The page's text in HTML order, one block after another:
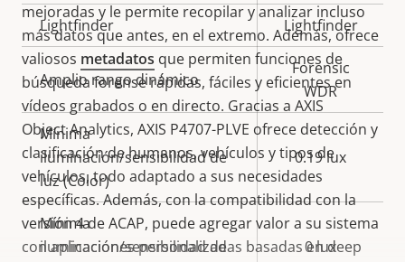
mejoradas y le permite recopilar y analizar incluso
más datos que antes, en el extremo. Además, ofrece
valiosos metadatos que permiten funciones de
búsqueda forense rápidas, fáciles y eficientes en
vídeos grabados o en directo. Gracias a AXIS
Object Analytics, AXIS P4707-PLVE ofrece detección y
clasificación de humanos, vehículos y tipos de
vehículos, todo adaptado a sus necesidades
específicas. Además, con la compatibilidad con la
versión 4 de ACAP, puede agregar valor a su sistema
con aplicaciones personalizadas basadas en deep
Lightfinder Lightfinder
Amplio rango dinámico
Forensic
WDR
Mínima
iluminación/sensibilidad de
luz (Color)
0.19 lux
Mínima
iluminación/sensibilidad de
0 lux